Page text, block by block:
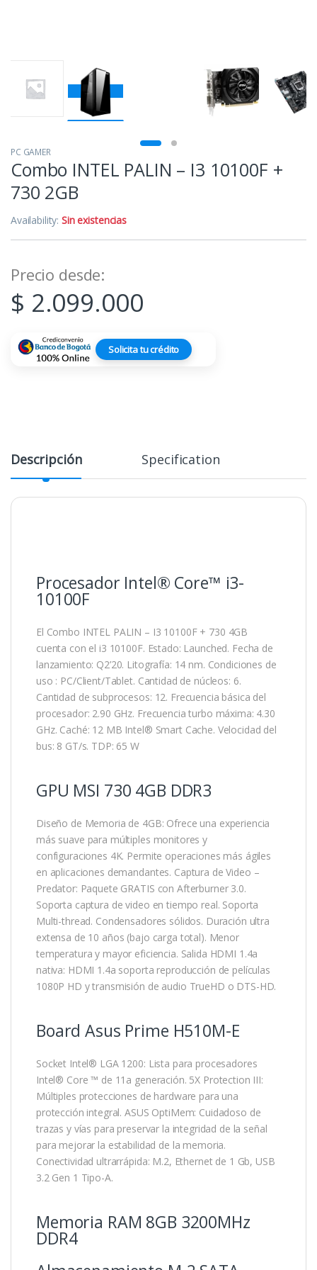
PC GAMER
Combo INTEL PALIN – I3 10100F +
730 2GB
Availability:Sin existencias
Precio desde:
$ 2.099.000
Solicita tu crédito
Descripción Specification
Procesador Intel® Core™ i3-
10100F
El Combo INTEL PALIN – I3 10100F + 730 4GB
cuenta con el i3 10100F. Estado: Launched. Fecha de
lanzamiento: Q2’20. Litografía: 14 nm. Condiciones de
uso : PC/Client/Tablet. Cantidad de núcleos: 6.
Cantidad de subprocesos: 12. Frecuencia básica del
procesador: 2.90 GHz. Frecuencia turbo máxima: 4.30
GHz. Caché: 12 MB Intel® Smart Cache. Velocidad del
bus: 8 GT/s. TDP: 65 W
GPU MSI 730 4GB DDR3
Diseño de Memoria de 4GB: Ofrece una experiencia
más suave para múltiples monitores y
configuraciones 4K. Permite operaciones más ágiles
en aplicaciones demandantes. Captura de Video –
Predator: Paquete GRATIS con Afterburner 3.0.
Soporta captura de video en tiempo real. Soporta
Multi-thread. Condensadores sólidos. Duración ultra
extensa de 10 años (bajo carga total). Menor
temperatura y mayor eficiencia. Salida HDMI 1.4a
nativa: HDMI 1.4a soporta reproducción de películas
1080P HD y transmisión de audio TrueHD o DTS-HD.
Board Asus Prime H510M-E
Socket Intel® LGA 1200: Lista para procesadores
Intel® Core ™ de 11a generación. 5X Protection III:
Múltiples protecciones de hardware para una
protección integral. ASUS OptiMem: Cuidadoso de
trazas y vías para preservar la integridad de la señal
para mejorar la estabilidad de la memoria.
Conectividad ultrarrápida: M.2, Ethernet de 1 Gb, USB
3.2 Gen 1 Tipo-A.
Memoria RAM 8GB 3200MHz
DDR4